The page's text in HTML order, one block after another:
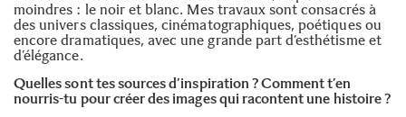
moindres : le noir et blanc. Mes travaux sont consacrés à
des univers classiques, cinématographiques, poétiques ou
encore dramatiques, avec une grande part d’esthétisme et
d’élégance.
Quelles sont tes sources d’inspiration ? Comment t’en
nourris-tu pour créer des images qui racontent une histoire ?